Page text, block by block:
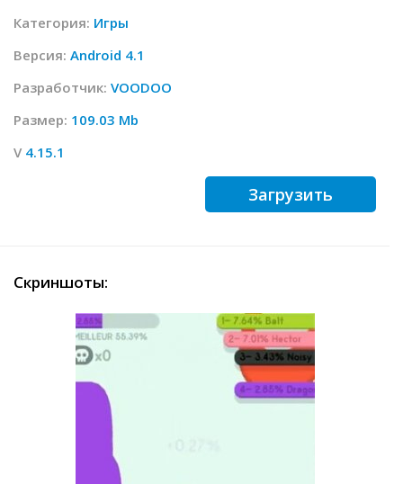
Категория: Игры
Версия: Android 4.1
Разработчик: VOODOO
Размер: 109.03 Mb
V 4.15.1
Загрузить
Скриншоты: